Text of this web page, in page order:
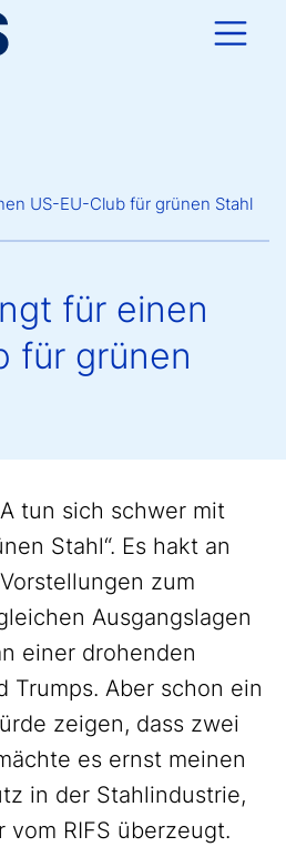
US-EU-Club für grünen Stahl
für einen
für grünen
tun sich schwer mit
Stahl“. Es hakt an
zum
Ausgangslagen
einer drohenden
Trumps. Aber schon ein
zeigen, dass zwei
es ernst meinen
in der Stahlindustrie,
RIFS überzeugt.